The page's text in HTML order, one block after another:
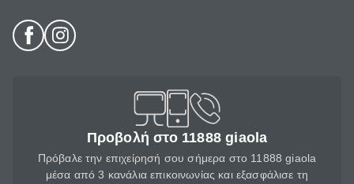
Προβολή στο 11888 giaola
Πρόβαλε την επιχείρησή σου σήμερα στο 11888 giaola
μέσα από 3 κανάλια επικοινωνίας και εξασφάλισε τη